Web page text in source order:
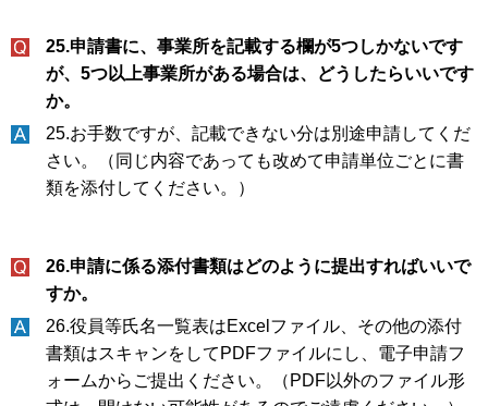
25.申請書に、事業所を記載する欄が5つしかないです
が、5つ以上事業所がある場合は、どうしたらいいです
か。
25.お手数ですが、記載できない分は別途申請してくだ
さい。（同じ内容であっても改めて申請単位ごとに書
類を添付してください。）
26.申請に係る添付書類はどのように提出すればいいで
すか。
26.役員等氏名一覧表はExcelファイル、その他の添付
書類はスキャンをしてPDFファイルにし、電子申請フ
ォームからご提出ください。（PDF以外のファイル形